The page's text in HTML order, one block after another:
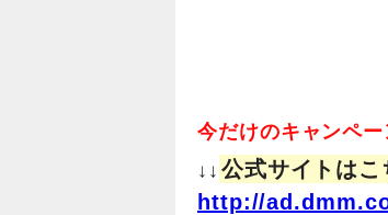
今だけのキャンペー
↓↓ 公式サイトはこ
http://